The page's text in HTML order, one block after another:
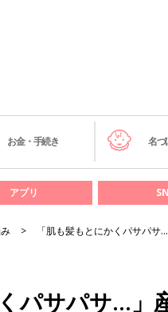
お金・手続き 名づ
アプリ
「肌も髪もとにかくパサパ
パサパサ…」